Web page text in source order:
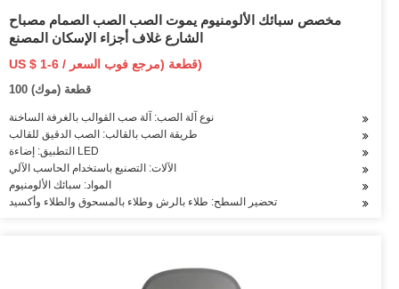
مخصص سبائك الألومنيوم يموت الصب الصب الصمام مصباح
الشارع غلاف أجزاء الإسكان المصنع
US $ 1-6 / قطعة (مرجع فوب السعر)
100 قطعة (موك)
نوع آلة الصب: آلة صب القوالب بالغرفة الساخنة
طريقة الصب بالقالب: الصب الدقيق للقالب
التطبيق: إضاءة LED
الآلات: التصنيع باستخدام الحاسب الآلي
المواد: سبائك الألومنيوم
تحضير السطح: طلاء بالرش وطلاء بالمسحوق والطلاء وأكسيد